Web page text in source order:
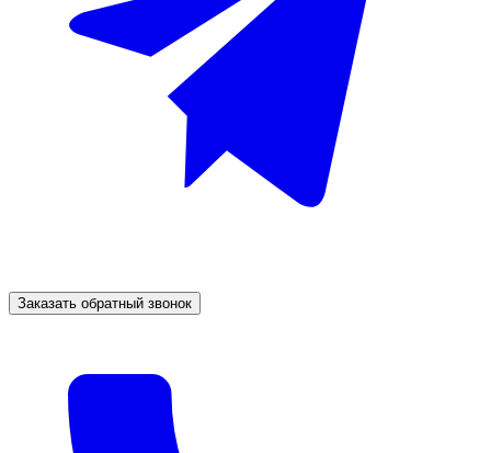
Заказать обратный звонок